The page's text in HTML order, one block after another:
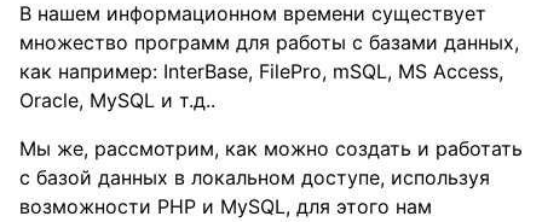
В нашем информационном времени существует
множество программ для работы с базами данных,
как например: InterBase, FilePro, mSQL, MS Access,
Oracle, MySQL и т.д..
Мы же, рассмотрим, как можно создать и работать
с базой данных в локальном доступе, используя
возможности PHP и MySQL, для этого нам